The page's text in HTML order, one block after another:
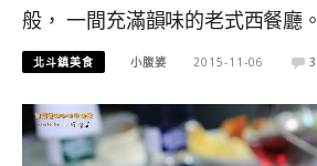
般， 一間充滿韻味的老式西餐廳。
北斗鎮美食 小腹婆 2015-11-06 3